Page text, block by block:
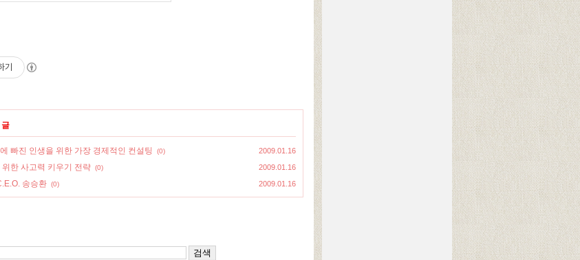
기
빠진 인생을 위한 가장 경제적인 컨설팅 (0) 2009.01.16
한 사고력 키우기 전략 (0) 2009.01.16
송승환 (0) 2009.01.16